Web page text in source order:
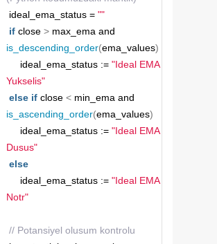
ideal_ema_status = ""
if close >
is_descending_order(ema_values)
    ideal_ema_status :=
"Ideal EMA
Yukselis"
else if close <
is_ascending_order(ema_values)
    ideal_ema_status :=
"Ideal EMA
Dusus"
else
    ideal_ema_status :=
"Ideal EMA
Notr"
// Potansiyel olusum kontrolu